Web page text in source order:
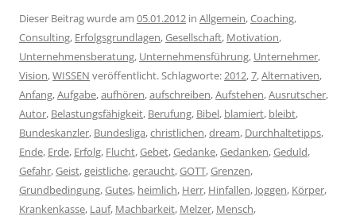
Dieser Beitrag wurde am 05.01.2012 in Allgemein,Coaching,
Consulting, Erfolgsgrundlagen,Gesellschaft, Motivation,
Unternehmensberatung, Unternehmensführung, Unternehmer,
Vision,WISSEN veröffentlicht. Schlagworte: 2012,7,Alternativen,
Anfang,Aufgabe,aufhören,aufschreiben,Aufstehen,Ausrutscher,
Autor, Belastungsfähigkeit, Berufung, Bibel, blamiert, bleibt,
Bundeskanzler, Bundesliga,christlichen,dream, Durchhaltetipps,
Ende, Erde, Erfolg, Flucht,Gebet,Gedanke,Gedanken,Geduld,
Gefahr,Geist,geistliche,geraucht,GOTT,Grenzen,
Grundbedingung,Gutes, heimlich, Herr, Hinfallen, Joggen, Körper,
Krankenkasse, Lauf, Machbarkeit, Melzer, Mensch,